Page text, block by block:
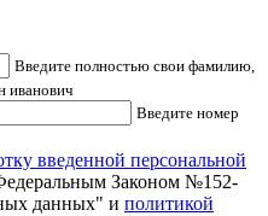
Введите полностью свои фамилию,
иванович
Введите номер
введенной персональной
Законом №152-
данных" и политикой